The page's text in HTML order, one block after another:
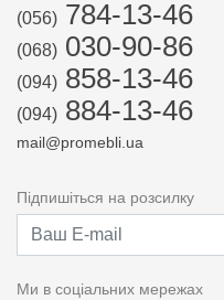
(056) 784-13-46
(068) 030-90-86
(094) 858-13-46
(094) 884-13-46
mail@promebli.ua
Підпишіться на розсилку
Ми в соціальних мережах